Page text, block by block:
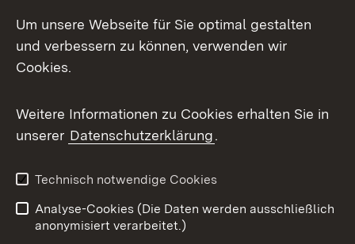
Facebook
X / Twitter
Youtube
Impressum
Kontakt
Um unsere Webseite für Sie optimal gestalten
und verbessern zu können, verwenden wir
Cookies.
Weitere Informationen zu Cookies erhalten Sie in
unserer Datenschutzerklärung.
Technisch notwendige Cookies
Analyse-Cookies (Die Daten werden ausschließlich
anonymisiert verarbeitet.)